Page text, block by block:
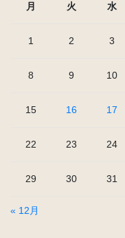
月 火 水
1 2 3
8 9 10
15 16 17
22 23 24
29 30 31
« 12月